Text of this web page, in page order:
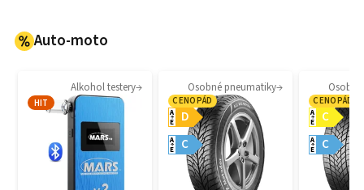
Auto-moto
Alkohol testery
HIT
Osobné pneumatiky
CENOPÁD
D
A
E
C
A
E
CENOPÁD
C
A
E
C
A
E